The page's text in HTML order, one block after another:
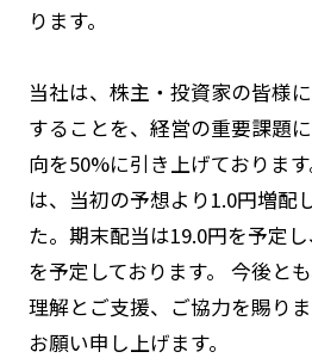
ります。
当社は、株主・投資家の皆様
することを、経営の重要課題
向を50%に引き上げておりま
は、当初の予想より1.0円増配
た。期末配当は19.0円を予定
を予定しております。 今後と
理解とご支援、ご協力を賜り
お願い申し上げます。